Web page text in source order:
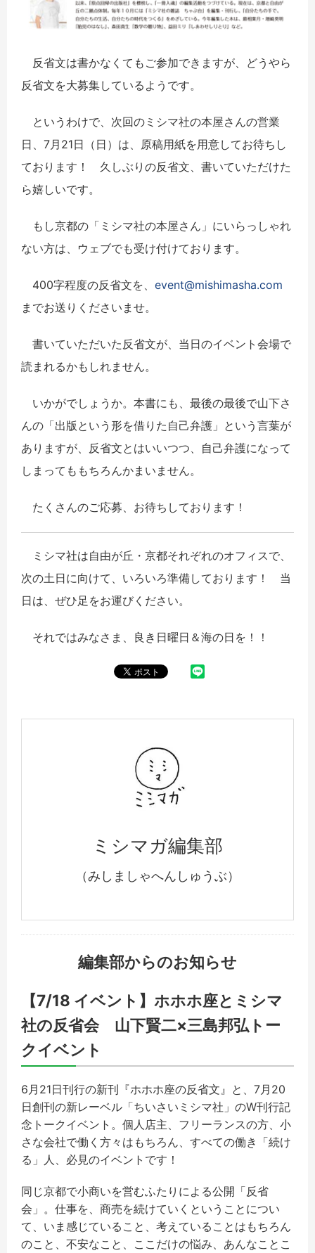
反省文は書かなくてもご参加できますが、どうやら
反省文を大募集しているようです。
というわけで、次回のミシマ社の本屋さんの営業
日、7月21日（日）は、原稿用紙を用意してお待ちし
ております！ 久しぶりの反省文、書いていただけた
ら嬉しいです。
もし京都の「ミシマ社の本屋さん」にいらっしゃれ
ない方は、ウェブでも受け付けております。
400字程度の反省文を、 event@mishimasha.com
までお送りくださいませ。
書いていただいた反省文が、当日のイベント会場で
読まれるかもしれません。
いかがでしょうか。本書にも、最後の最後で山下さ
んの「出版という形を借りた自己弁護」という言葉が
ありますが、反省文とはいいつつ、自己弁護になって
しまってももちろんかまいません。
たくさんのご応募、お待ちしております！
ミシマ社は自由が丘・京都それぞれのオフィスで、
次の土日に向けて、いろいろ準備しております！ 当
日は、ぜひ足をお運びください。
それではみなさま、良き日曜日＆海の日を！！
ミシマガ編集部
（みしましゃへんしゅうぶ）
編集部からのお知らせ
【7/18 イベント】ホホホ座とミシマ
社の反省会 山下賢二×三島邦弘トー
クイベント
6月21日刊行の新刊『ホホホ座の反省文』と、7月20
日創刊の新レーベル「ちいさいミシマ社」のW刊行記
念トークイベント。個人店主、フリーランスの方、小
さな会社で働く方々はもちろん、すべての働き「続け
る」人、必見のイベントです！
同じ京都で小商いを営むふたりによる公開「反省
会」。仕事を、商売を続けていくということについ
て、いま感じていること、考えていることはもちろん
のこと、不安なこと、ここだけの悩み、あんなことこ